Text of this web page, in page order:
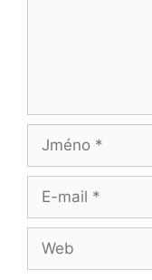
Jméno
Web